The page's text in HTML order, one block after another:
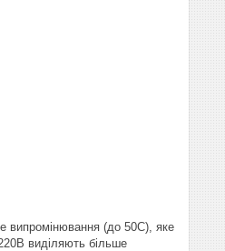
випромінювання (до 50С), яке
виділяють більше